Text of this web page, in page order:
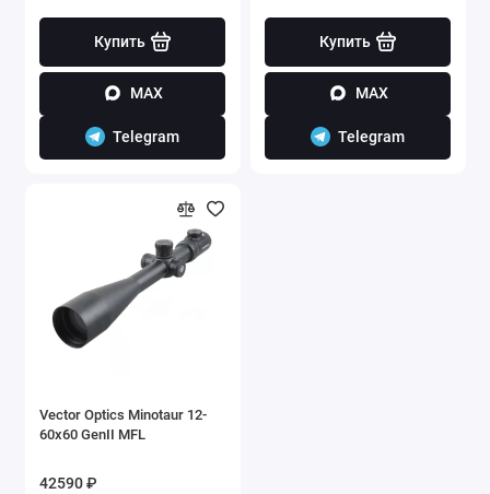
Купить
MAX
Telegram
Купить
MAX
Telegram
Vector Optics Minotaur 12-
60x60 GenII MFL
42590 ₽